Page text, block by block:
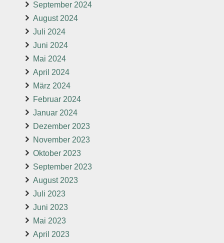
September 2024
August 2024
Juli 2024
Juni 2024
Mai 2024
April 2024
März 2024
Februar 2024
Januar 2024
Dezember 2023
November 2023
Oktober 2023
September 2023
August 2023
Juli 2023
Juni 2023
Mai 2023
April 2023